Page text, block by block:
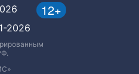
12+
2026